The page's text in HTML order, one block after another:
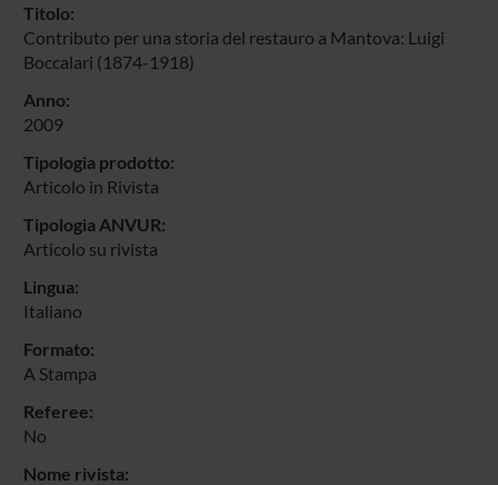
Titolo:
Contributo per una storia del restauro a Mantova: Luigi
Boccalari (1874-1918)
Anno:
2009
Tipologia prodotto:
Articolo in Rivista
Tipologia ANVUR:
Articolo su rivista
Lingua:
Italiano
Formato:
A Stampa
Referee:
No
Nome rivista: